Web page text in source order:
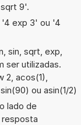
9'.
'4 exp 3' ou '4
sin, sqrt, exp,
ser utilizadas.
acos(1),
ou asin(1/2)
lado de